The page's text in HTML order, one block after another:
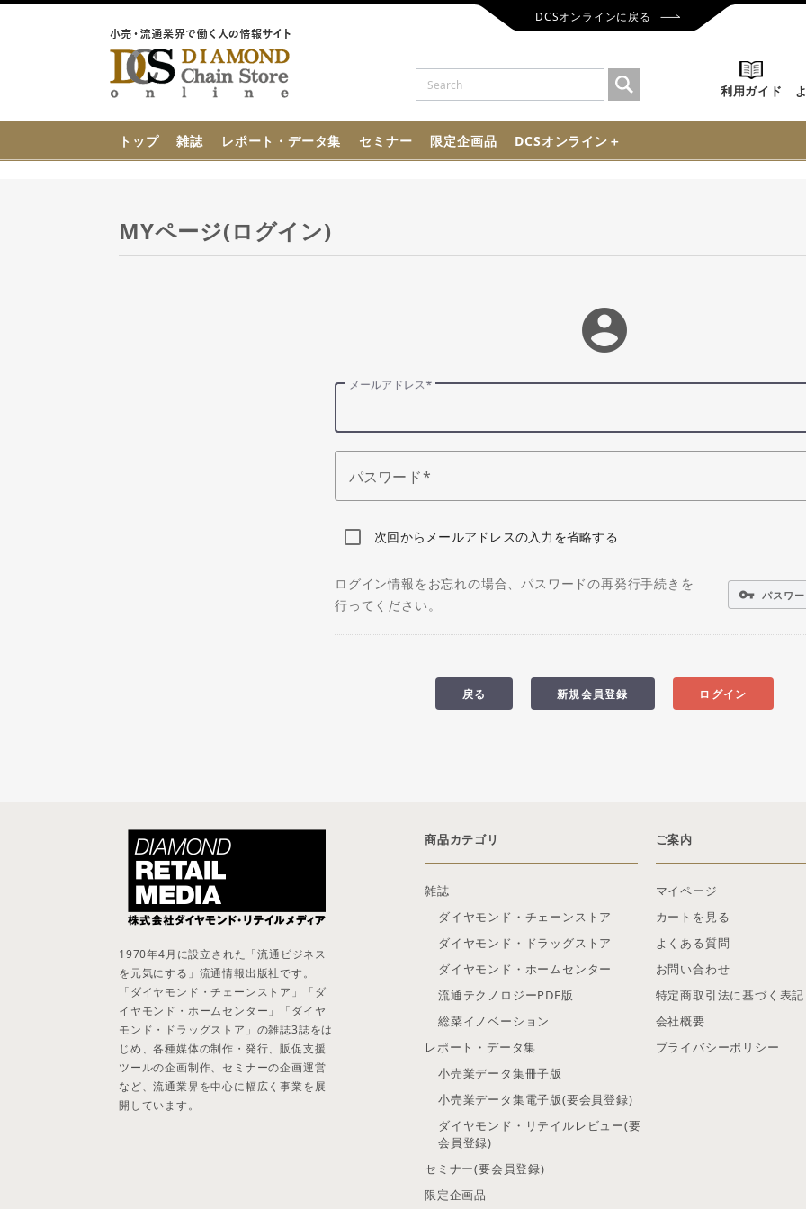
DCSオンラインに戻る
利用ガイド
トップ 雑誌 レポート・データ集 セミナー 限定企画品 DCSオンライン＋
MYページ(ログイン)
account_circle
メールアドレス
パスワード
次回からメールアドレスの入力を省略する
ログイン情報をお忘れの場合、パスワードの再発行手続きを
行ってください。
vpn_key パスワ
ログイン
新規会員登録
戻る
商品カテゴリ
雑誌
ダイヤモンド・チェーンストア
ダイヤモンド・ドラッグストア
ダイヤモンド・ホームセンター
流通テクノロジーPDF版
総菜イノベーション
レポート・データ集
小売業データ集冊子版
小売業データ集電子版(要会員登録)
ダイヤモンド・リテイルレビュー(要
会員登録)
セミナー(要会員登録)
限定企画品
ご案内
マイページ
カートを見る
よくある質問
お問い合わせ
特定商取引法に基づく表記
会社概要
プライバシーポリシー
1970年4月に設立された「流通ビジネス
を元気にする」流通情報出版社です。
「ダイヤモンド・チェーンストア」「ダ
イヤモンド・ホームセンター」「ダイヤ
モンド・ドラッグストア」の雑誌3誌をは
じめ、各種媒体の制作・発行、販促支援
ツールの企画制作、セミナーの企画運営
など、流通業界を中心に幅広く事業を展
開しています。